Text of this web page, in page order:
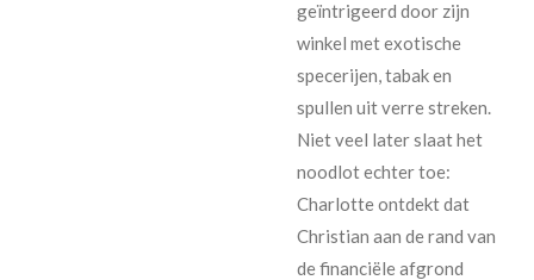
geïntrigeerd door zijn
winkel met exotische
specerijen, tabak en
spullen uit verre streken.
Niet veel later slaat het
noodlot echter toe:
Charlotte ontdekt dat
Christian aan de rand van
de financiële afgrond